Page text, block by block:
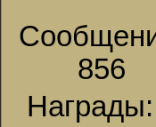
856
Награды: